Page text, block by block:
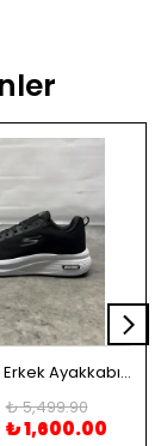
Go Run Sk Erkek Ayakkabı - Siyah
₺ 5,499.90
₺ 1,600.00